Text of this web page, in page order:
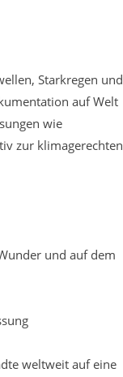
Starkregen und
auf Welt
wie
zur klimagerechten
und auf dem
weltweit auf eine